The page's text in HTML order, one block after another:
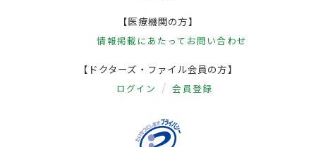
【医療機関の方】
情報掲載にあたって お問い合わせ
【ドクターズ・ファイル会員の方】
ログイン 会員登録